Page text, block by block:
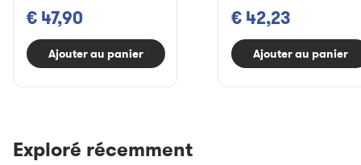
€ 47,90
Ajouter au panier
€ 42,23
Ajouter au panier
Exploré récemment